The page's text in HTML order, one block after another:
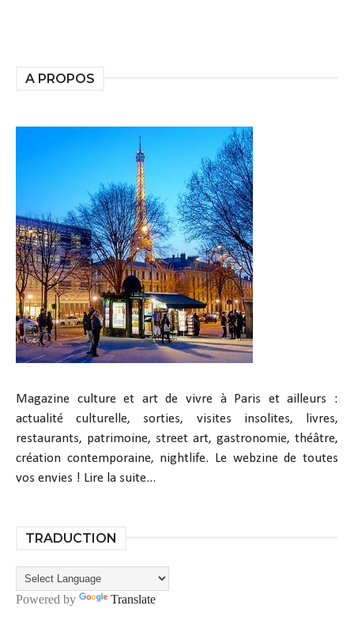
A PROPOS
Magazine culture et art de vivre à Paris et ailleurs :
actualité culturelle, sorties, visites insolites, livres,
restaurants, patrimoine, street art, gastronomie, théâtre,
création contemporaine, nightlife. Le webzine de toutes
vos envies ! Lire la suite...
TRADUCTION
Powered by Translate